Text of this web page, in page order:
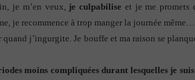
je m’en veux, je culpabilise et je me promets
je recommence à trop manger la journée même…
j’ingurgite. Je bouffe et ma raison se
moins compliquées durant lesquelles je